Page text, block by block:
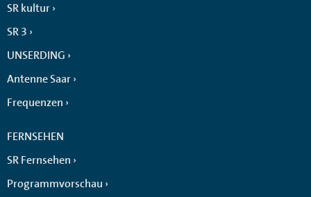
SR kultur
SR 3
UNSERDING
Antenne Saar
Frequenzen
FERNSEHEN
SR Fernsehen
Programmvorschau